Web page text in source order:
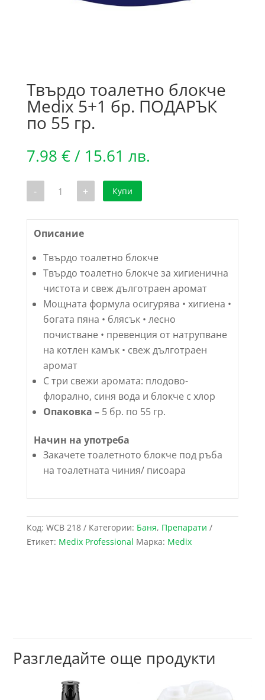
Твърдо тоалетно блокче
Medix 5+1 бр. ПОДАРЪК
по 55 гр.
7.98 €/ 15.61 лв.
- количество
Твърдо
блокче
Medix
бр.
ПОДАРЪК
по
55
гр.
+ Купи
Описание
Твърдо тоалетно блокче
Твърдо тоалетно блокче за хигиенична
чистота и свеж дълготраен аромат
Мощната формула осигурява • хигиена •
богата пяна • блясък • лесно
почистване • превенция от натрупване
на котлен камък • свеж дълготраен
аромат
С три свежи аромата: плодово-
флорално, синя вода и блокче с хлор
Опаковкa – 5 бр. по 55 гр.
Начин на употреба
Закачете тоалетното блокче под ръба
на тоалетната чиния/ писоара
Код: WCB 218 Категории: Баня, Препарати
Етикет: Medix Professional Марка: Medix
Разгледайте още продукти